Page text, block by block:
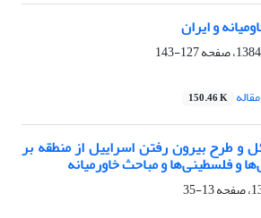
و ایران
127-143
150.46 K
و طرح بیرون رفتن اسراییل از منطقه بر
و فلسطینی‌ها و مباحث خاورمیانه
13-35